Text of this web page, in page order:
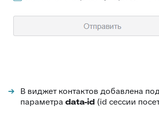
В виджет контактов добавлена
параметра data-id (id сессии